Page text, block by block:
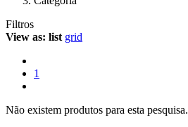
Filtros
View as: list grid
1
Não existem produtos para esta pesquisa.